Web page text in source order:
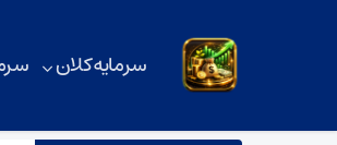
سرمایه کلان